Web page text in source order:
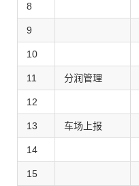
8
9
10
11 分润管理
12
13 车场上报
14
15